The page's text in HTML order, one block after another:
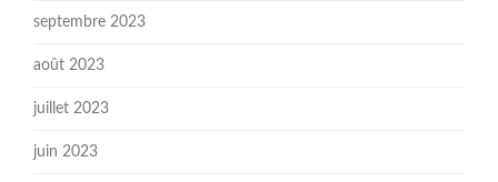
septembre 2023
août 2023
juillet 2023
juin 2023